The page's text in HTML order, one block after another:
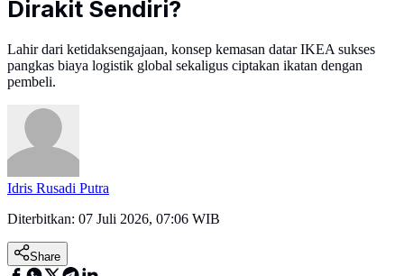
Dirakit Sendiri?
Lahir dari ketidaksengajaan, konsep kemasan datar IKEA sukses
pangkas biaya logistik global sekaligus ciptakan ikatan dengan
pembeli.
Idris Rusadi Putra
Diterbitkan: 07 Juli 2026, 07:06 WIB
Share